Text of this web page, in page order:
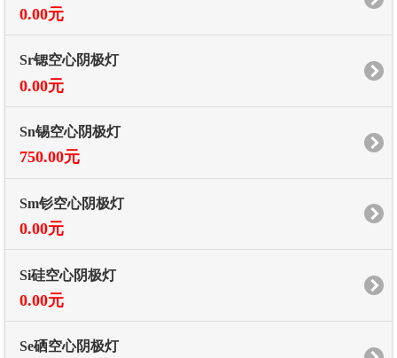
0.00元
Sr锶空心阴极灯
0.00元
Sn锡空心阴极灯
750.00元
Sm钐空心阴极灯
0.00元
Si硅空心阴极灯
0.00元
Se硒空心阴极灯